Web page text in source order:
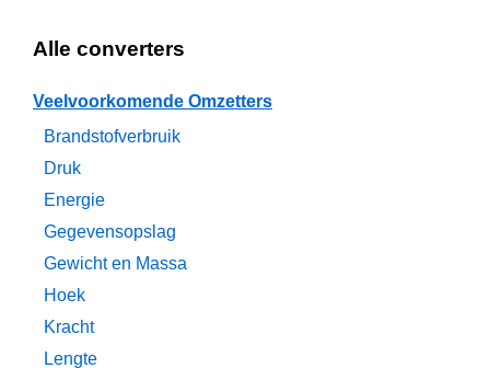
Alle converters
Veelvoorkomende Omzetters
Brandstofverbruik
Druk
Energie
Gegevensopslag
Gewicht en Massa
Hoek
Kracht
Lengte